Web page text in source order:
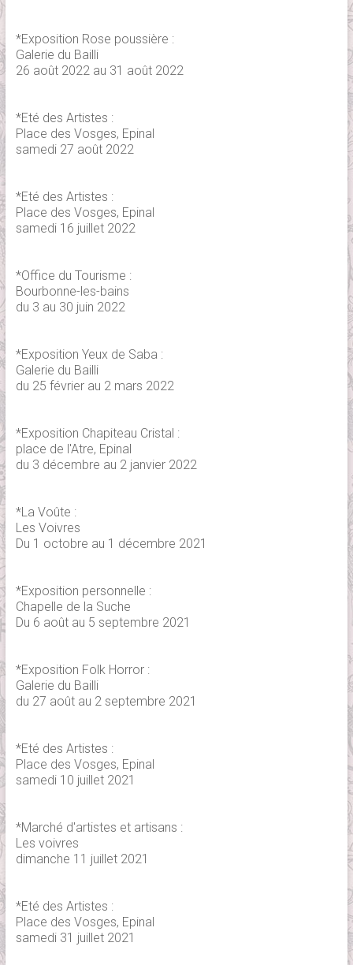
*Exposition Rose poussière :
Galerie du Bailli
26 août 2022 au 31 août 2022
*Eté des Artistes :
Place des Vosges, Epinal
samedi 27 août 2022
*Eté des Artistes :
Place des Vosges, Epinal
samedi 16 juillet 2022
*Office du Tourisme :
Bourbonne-les-bains
du 3 au 30 juin 2022
*Exposition Yeux de Saba :
Galerie du Bailli
du 25 février au 2 mars 2022
*Exposition Chapiteau Cristal :
place de l'Atre, Epinal
du 3 décembre au 2 janvier 2022
*La Voûte :
Les Voivres
Du 1 octobre au 1 décembre 2021
*Exposition personnelle :
Chapelle de la Suche
Du 6 août au 5 septembre 2021
*Exposition Folk Horror :
Galerie du Bailli
du 27 août au 2 septembre 2021
*Eté des Artistes :
Place des Vosges, Epinal
samedi 10 juillet 2021
*Marché d'artistes et artisans :
Les voivres
dimanche 11 juillet 2021
*Eté des Artistes :
Place des Vosges, Epinal
samedi 31 juillet 2021